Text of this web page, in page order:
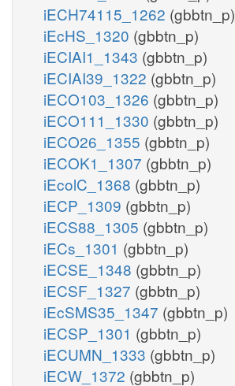
iECH74115_1262 (gbbtn_p)
iEcHS_1320 (gbbtn_p)
iECIAI1_1343 (gbbtn_p)
iECIAI39_1322 (gbbtn_p)
iECO103_1326 (gbbtn_p)
iECO111_1330 (gbbtn_p)
iECO26_1355 (gbbtn_p)
iECOK1_1307 (gbbtn_p)
iEcolC_1368 (gbbtn_p)
iECP_1309 (gbbtn_p)
iECS88_1305 (gbbtn_p)
iECs_1301 (gbbtn_p)
iECSE_1348 (gbbtn_p)
iECSF_1327 (gbbtn_p)
iEcSMS35_1347 (gbbtn_p)
iECSP_1301 (gbbtn_p)
iECUMN_1333 (gbbtn_p)
iECW_1372 (gbbtn_p)